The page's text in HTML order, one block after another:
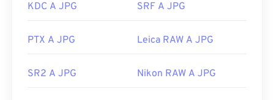
KDC A JPG SRF A JPG
PTX A JPG Leica RAW A JPG
SR2 A JPG Nikon RAW A JPG